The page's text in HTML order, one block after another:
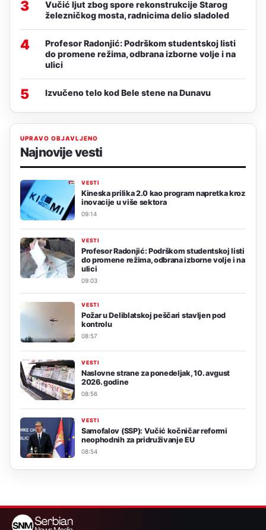
3
Vučić ljut zbog spore rekonstrukcije Starog
železničkog mosta, radnicima delio sladoled
4
Profesor Radonjić: Podrškom studentskoj listi
do promene režima, odbrana izborne volje i na
ulici
5 Izvučeno telo kod Bele stene na Dunavu
UPRAVO OBJAVLJENO
Najnovije vesti
VESTI
Kineska prilika 2.0 kao program napretka kroz
inovacije u više sektora
09:14
VESTI
Profesor Radonjić: Podrškom studentskoj listi
do promene režima, odbrana izborne volje i na
ulici
09:03
VESTI
Požar u Deliblatskoj peščari stavljen pod
kontrolu
08:57
VESTI
Naslovne strane za ponedeljak, 10. avgust
2026. godine
08:56
VESTI
Samofalov (SSP): Vučić kočničar reformi
neophodnih za pridruživanje EU
08:54